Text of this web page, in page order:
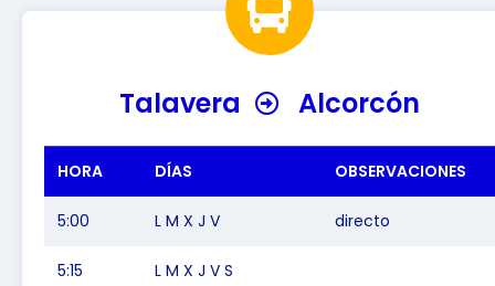
Talavera Alcorcón
HORA DÍAS OBSERVACIONES
5:00 L M X J V directo
5:15 L M X J V S